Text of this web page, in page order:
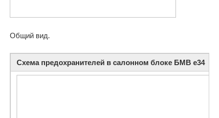
Общий вид.
Схема предохранителей в салонном блоке БМВ е34